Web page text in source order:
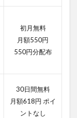
初月無料
月額550円
550円分配布
30日間無料
月額618円 ポイ
ントなし